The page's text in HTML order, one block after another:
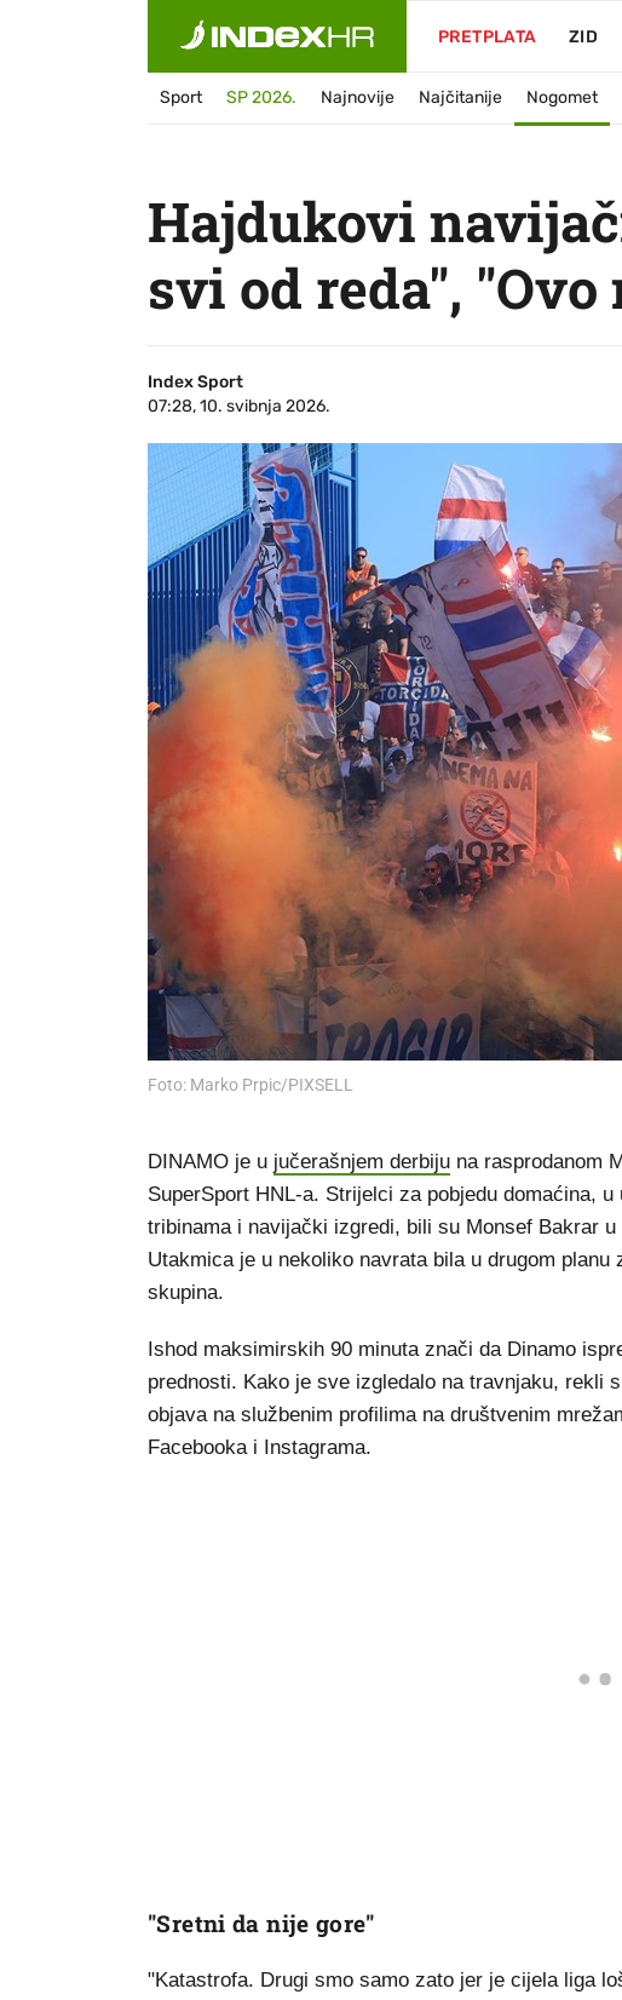
PRETPLATA ZID
Sport SP 2026. Najnovije Najčitanije Nogomet
Hajdukovi
svi od reda",
Index Sport
07:28, 10. svibnja 2026.
Foto: Marko Prpic/PIXSELL
DINAMO je u jučerašnjem derbiju na rasprodanom
SuperSport HNL-a. Strijelci za pobjedu domaćina,
tribinama i navijački izgredi, bili su Monsef Bakrar
Utakmica je u nekoliko navrata bila u drugom
skupina.
Ishod maksimirskih 90 minuta znači da Dinamo
prednosti. Kako je sve izgledalo na travnjaku, rekli
objava na službenim profilima na društvenim
Facebooka i Instagrama.
"Sretni da nije gore"
"Katastrofa. Drugi smo samo zato jer je cijela liga